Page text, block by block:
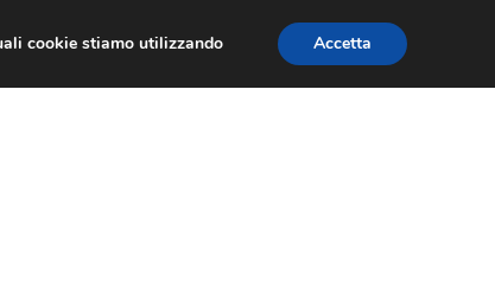
cookie stiamo utilizzando
Accetta